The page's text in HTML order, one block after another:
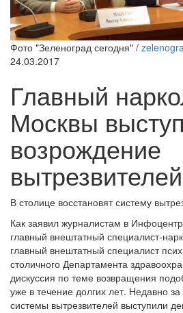
Фото "Зеленоград сегодня" /
24.03.2017
Главный
Москвы
возрождение
вытрезвителей
В столице восстановят систему
Как заявил журналистам в
главный внештатный специалист-
главный внештатный специалист
столичного Департамента
дискуссия по теме возвращения
уже в течение долгих лет. Недавно
системы вытрезвителей выступили